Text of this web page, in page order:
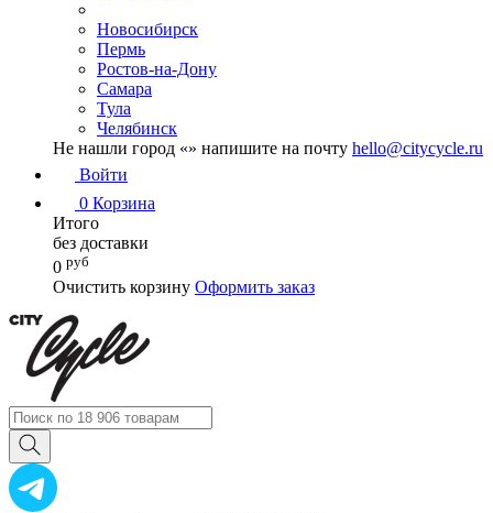
Новосибирск
Пермь
Ростов-на-Дону
Самара
Тула
Челябинск
Не нашли город «» напишите на почту hello@citycycle.ru
Войти
0 Корзина
Итого
без доставки
0 руб
Очистить корзину Оформить заказ